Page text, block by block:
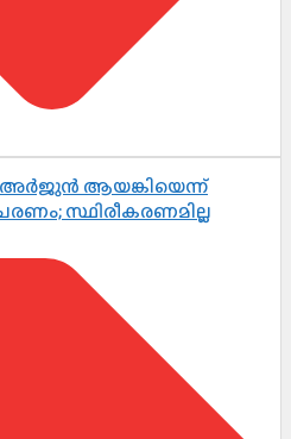
അർജുൻ ആയങ്കിയെന്ന്
സ്ഥിരീകരണമില്ല